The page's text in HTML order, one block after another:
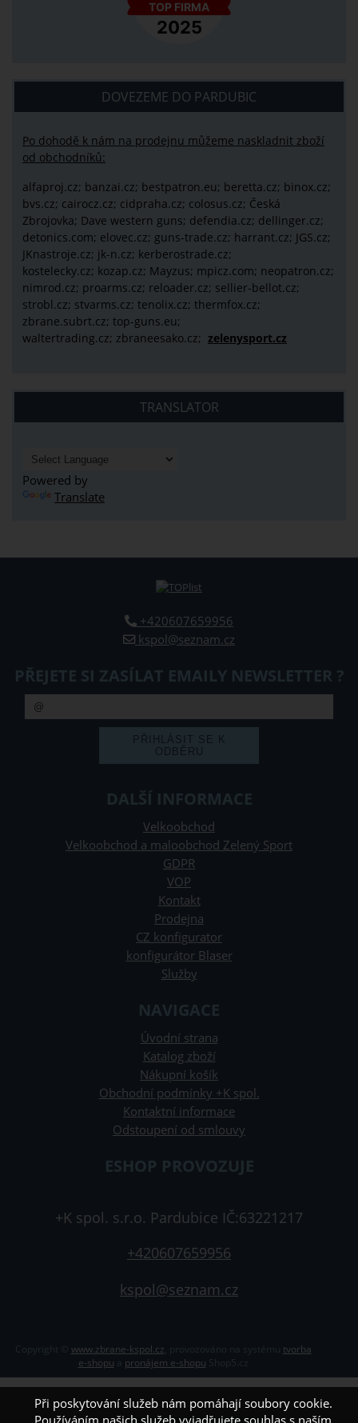
DOVEZEME DO PARDUBIC
Po dohodě k nám na prodejnu můžeme naskladnit zboží
od obchodníků:
alfaproj.cz; banzai.cz; bestpatron.eu; beretta.cz; binox.cz;
bvs.cz; cairocz.cz; cidpraha.cz; colosus.cz; Česká
Zbrojovka; Dave western guns; defendia.cz; dellinger.cz;
detonics.com; elovec.cz; guns-trade.cz; harrant.cz; JGS.cz;
JKnastroje.cz; jk-n.cz; kerberostrade.cz;
kostelecky.cz; kozap.cz; Mayzus; mpicz.com; neopatron.cz;
nimrod.cz; proarms.cz; reloader.cz; sellier-bellot.cz;
strobl.cz; stvarms.cz; tenolix.cz; thermfox.cz;
zbrane.subrt.cz; top-guns.eu;
waltertrading.cz; zbraneesako.cz; zelenysport.cz
TRANSLATOR
Powered by
Translate
+420607659956
kspol@seznam.cz
PŘEJETE SI ZASÍLAT EMAILY NEWSLETTER ?
DALŠÍ INFORMACE
Velkoobchod
Velkoobchod a maloobchod Zelený Sport
GDPR
VOP
Kontakt
Prodejna
CZ konfigurator
konfigurátor Blaser
Služby
NAVIGACE
Úvodní strana
Katalog zboží
Nákupní košík
Obchodní podmínky +K spol.
Kontaktní informace
Odstoupení od smlouvy
ESHOP PROVOZUJE
+K spol. s.r.o. Pardubice IČ:63221217
+420607659956
kspol@seznam.cz
Copyright © www.zbrane-kspol.cz
tvorba
e-shopu
pronájem e-shopu
Při poskytování služeb nám pomáhají soubory cookie.